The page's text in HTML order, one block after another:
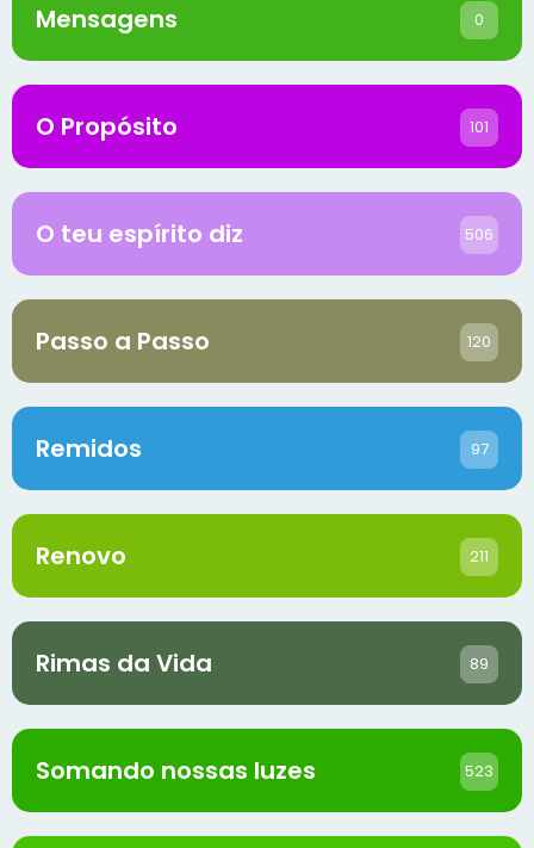
Mensagens 0
O Propósito 101
O teu espírito diz 506
Passo a Passo 120
Remidos 97
Renovo 211
Rimas da Vida 89
Somando nossas luzes 523